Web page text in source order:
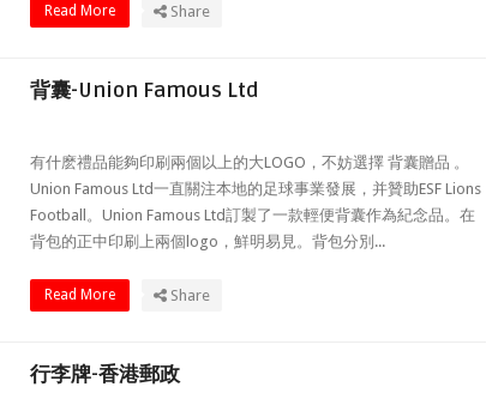
Read More Share
背囊-Union Famous Ltd
有什麽禮品能夠印刷兩個以上的大LOGO，不妨選擇 背囊贈品 。
Union Famous Ltd一直關注本地的足球事業發展，并贊助ESF Lions
Football。Union Famous Ltd訂製了一款輕便背囊作為紀念品。在
背包的正中印刷上兩個logo，鮮明易見。背包分別...
Read More Share
行李牌-香港郵政